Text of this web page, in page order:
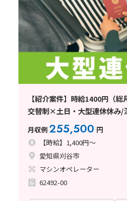
【紹介案件】時給1400円（
交替制×土日・大型連休休み/
社員食堂利用可
月収例255,500 円
【時給】1,400円～
愛知県刈谷市
マシンオペレーター
62492-00